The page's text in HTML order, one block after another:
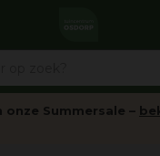
Summersale –